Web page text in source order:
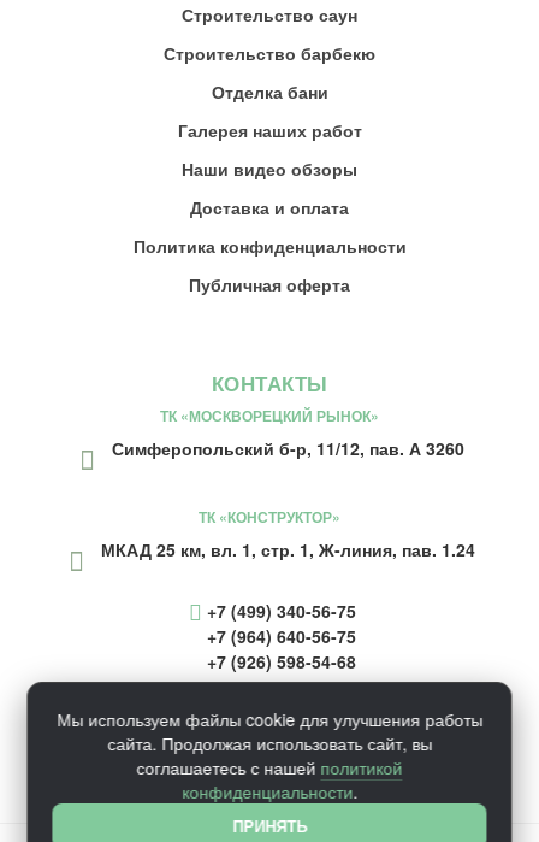
Строительство саун
Строительство барбекю
Отделка бани
Галерея наших работ
Наши видео обзоры
Доставка и оплата
Политика конфиденциальности
Публичная оферта
КОНТАКТЫ
ТК «МОСКВОРЕЦКИЙ РЫНОК»
Симферопольский б-р, 11/12, пав. А 3260
ТК «КОНСТРУКТОР»
МКАД 25 км, вл. 1, стр. 1, Ж-линия, пав. 1.24
+7 (499) 340-56-75
+7 (964) 640-56-75
+7 (926) 598-54-68
inform@ecosaunaru.ru
Мы используем файлы cookie для улучшения работы
сайта. Продолжая использовать сайт, вы
соглашаетесь с нашей политикой
конфиденциальности.
ПРИНЯТЬ